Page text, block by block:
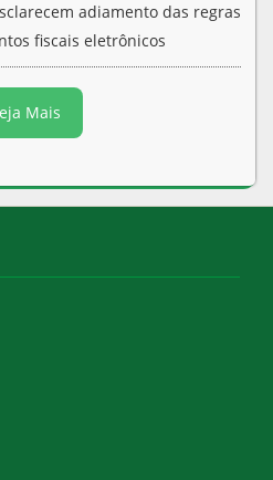
adiamento das regras
fiscais eletrônicos
Mais